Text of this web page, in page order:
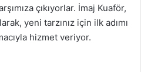
çıkıyorlar. İmaj Kuaför,
yeni tarzınız için ilk adımı
hizmet veriyor.